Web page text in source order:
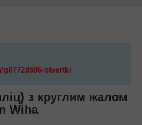
otvertki
з круглим жалом
Wiha